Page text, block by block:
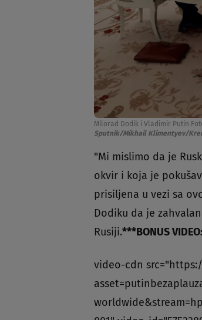
Milorad Dodik i Vladimir Putin
Sputnik/Mikhail Klimentyev/
"Mi mislimo da je
okvir i koja je
prisiljena u vezi sa
Dodiku da je
Rusiji.***BONUS
video-cdn